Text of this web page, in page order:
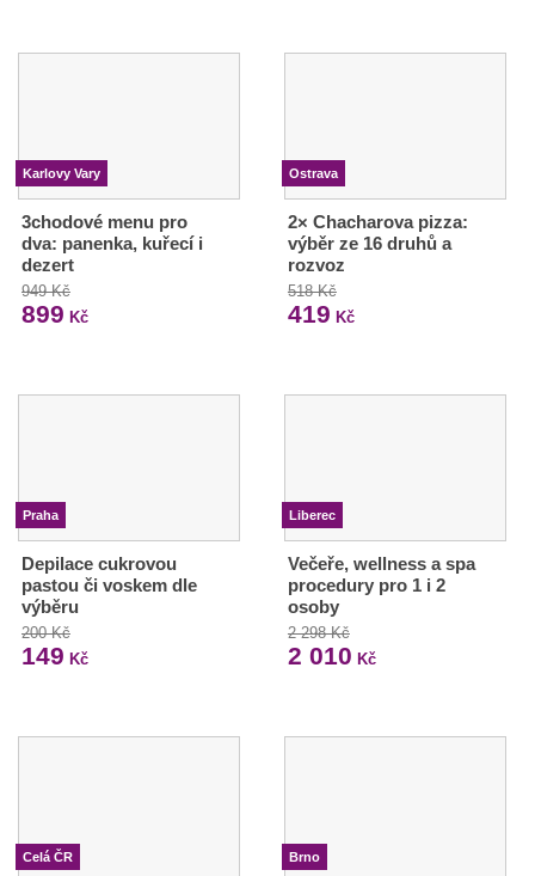
Karlovy Vary
3chodové menu pro
dva: panenka, kuřecí i
dezert
949 Kč
899 Kč
Ostrava
2× Chacharova pizza:
výběr ze 16 druhů a
rozvoz
518 Kč
419 Kč
Praha
Depilace cukrovou
pastou či voskem dle
výběru
200 Kč
149 Kč
Liberec
Večeře, wellness a spa
procedury pro 1 i 2
osoby
2 298 Kč
2 010 Kč
Celá ČR Brno